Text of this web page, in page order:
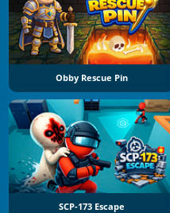
Obby Rescue Pin
SCP-173 Escape